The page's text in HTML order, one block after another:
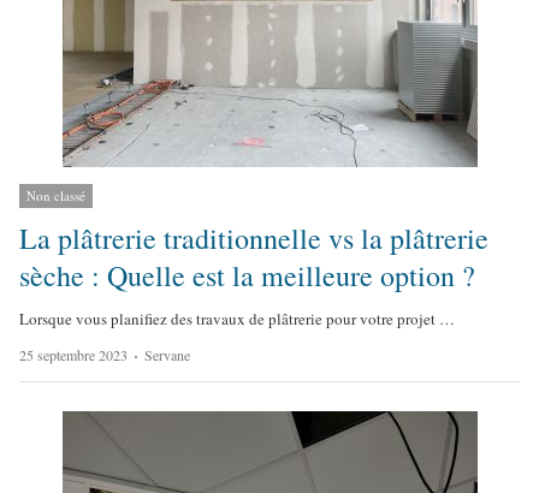
Non classé
La plâtrerie traditionnelle vs la plâtrerie
sèche : Quelle est la meilleure option ?
Lorsque vous planifiez des travaux de plâtrerie pour votre projet …
25 septembre 2023
A
u
r
Servane